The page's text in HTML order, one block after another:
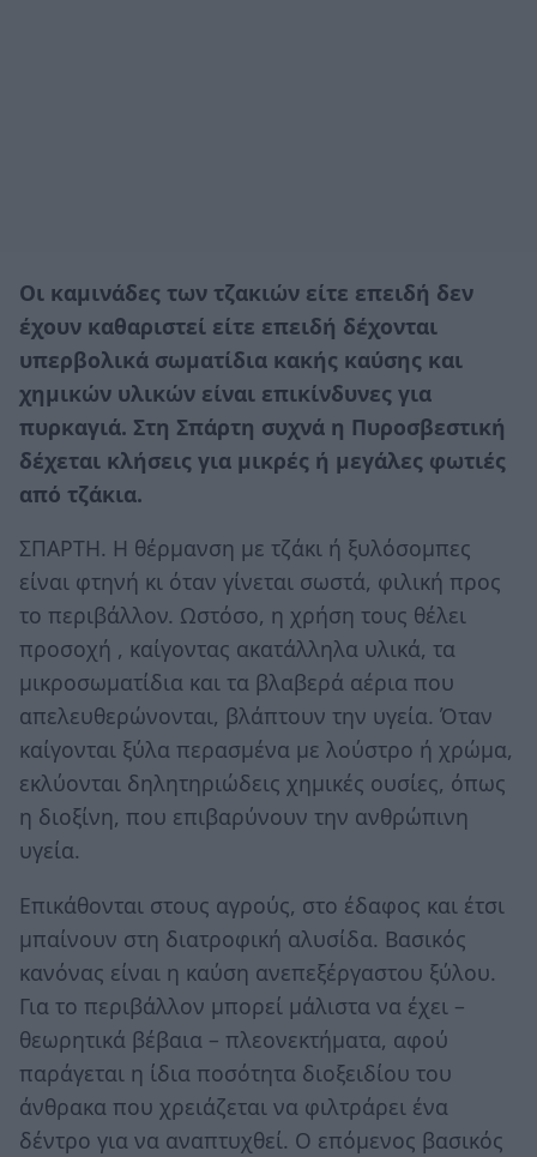
Οι καμινάδες των τζακιών είτε επειδή δεν
έχουν καθαριστεί είτε επειδή δέχονται
υπερβολικά σωματίδια κακής καύσης και
χημικών υλικών είναι επικίνδυνες για
πυρκαγιά. Στη Σπάρτη συχνά η Πυροσβεστική
δέχεται κλήσεις για μικρές ή μεγάλες φωτιές
από τζάκια.
ΣΠΑΡΤΗ. Η θέρμανση με τζάκι ή ξυλόσομπες
είναι φτηνή κι όταν γίνεται σωστά, φιλική προς
το περιβάλλον. Ωστόσο, η χρήση τους θέλει
προσοχή , καίγοντας ακατάλληλα υλικά, τα
μικροσωματίδια και τα βλαβερά αέρια που
απελευθερώνονται, βλάπτουν την υγεία. Όταν
καίγονται ξύλα περασμένα με λούστρο ή χρώμα,
εκλύονται δηλητηριώδεις χημικές ουσίες, όπως
η διοξίνη, που επιβαρύνουν την ανθρώπινη
υγεία.
Επικάθονται στους αγρούς, στο έδαφος και έτσι
μπαίνουν στη διατροφική αλυσίδα. Βασικός
κανόνας είναι η καύση ανεπεξέργαστου ξύλου.
Για το περιβάλλον μπορεί μάλιστα να έχει –
θεωρητικά βέβαια – πλεονεκτήματα, αφού
παράγεται η ίδια ποσότητα διοξειδίου του
άνθρακα που χρειάζεται να φιλτράρει ένα
δέντρο για να αναπτυχθεί. Ο επόμενος βασικός